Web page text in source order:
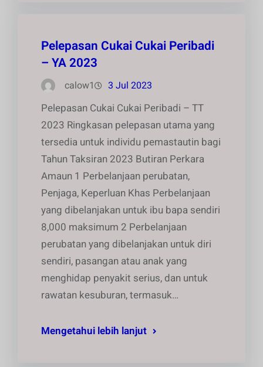
Pelepasan Cukai Cukai Peribadi
– YA 2023
calow1 3 Jul 2023
Pelepasan Cukai Cukai Peribadi – TT
2023 Ringkasan pelepasan utama yang
tersedia untuk individu pemastautin bagi
Tahun Taksiran 2023 Butiran Perkara
Amaun 1 Perbelanjaan perubatan,
Penjaga, Keperluan Khas Perbelanjaan
yang dibelanjakan untuk ibu bapa sendiri
8,000 maksimum 2 Perbelanjaan
perubatan yang dibelanjakan untuk diri
sendiri, pasangan atau anak yang
menghidap penyakit serius, dan untuk
rawatan kesuburan, termasuk…
Mengetahui lebih lanjut